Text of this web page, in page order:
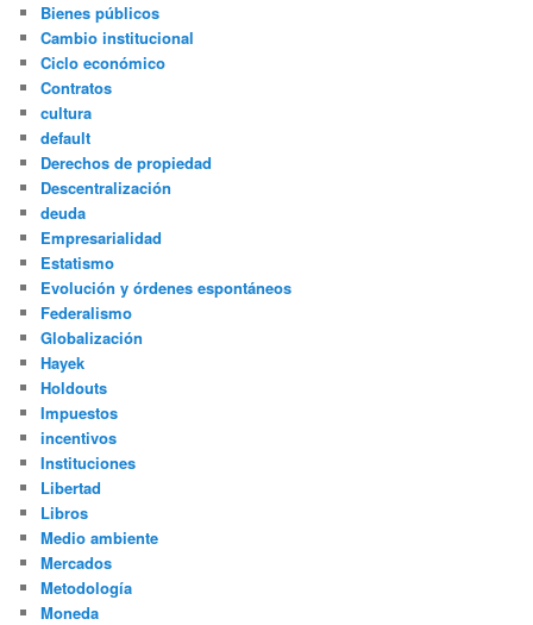
Bienes públicos
Cambio institucional
Ciclo económico
Contratos
cultura
default
Derechos de propiedad
Descentralización
deuda
Empresarialidad
Estatismo
Evolución y órdenes espontáneos
Federalismo
Globalización
Hayek
Holdouts
Impuestos
incentivos
Instituciones
Libertad
Libros
Medio ambiente
Mercados
Metodología
Moneda